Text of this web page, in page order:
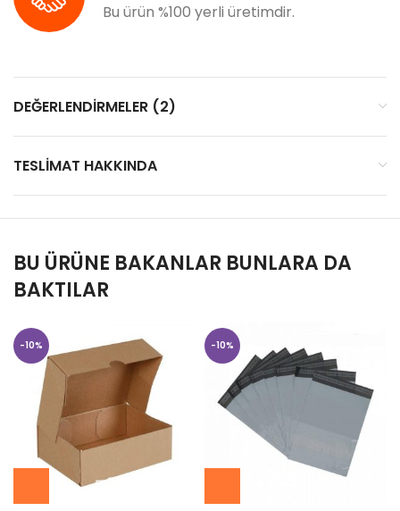
Bu ürün %100 yerli üretimdir.
DEĞERLENDIRMELER (2)
TESLIMAT HAKKINDA
BU ÜRÜNE BAKANLAR BUNLARA DA
BAKTILAR
-10% -10%